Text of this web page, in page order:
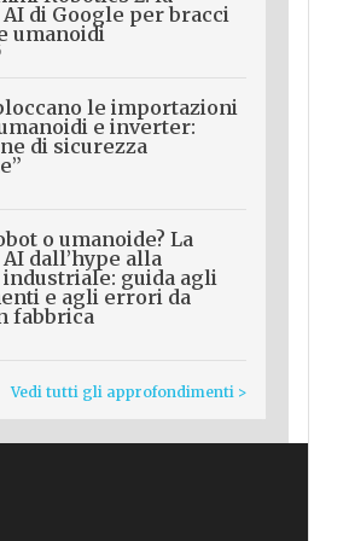
di Google per bracci
umanoidi
le importazioni
e inverter:
di sicurezza
o umanoide? La
dall’hype alla
guida agli
e agli errori da
fabbrica
Vedi tutti gli approfondimenti >